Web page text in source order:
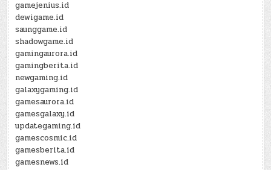
gamejenius.id
dewigame.id
saunggame.id
shadowgame.id
gamingaurora.id
gamingberita.id
newgaming.id
galaxygaming.id
gamesaurora.id
gamesgalaxy.id
updategaming.id
gamescosmic.id
gamesberita.id
gamesnews.id